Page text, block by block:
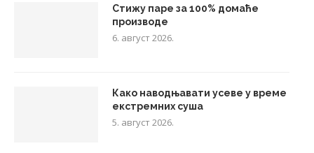
Стижу паре за 100% домаће
производе
6. август 2026.
Како наводњавати усеве у време
екстремних суша
5. август 2026.